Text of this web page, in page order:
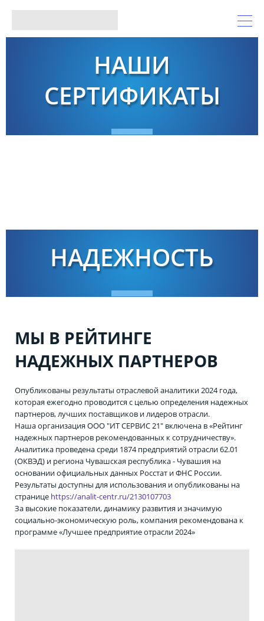
НАШИ
СЕРТИФИКАТЫ
НАДЕЖНОСТЬ
МЫ В РЕЙТИНГЕ
НАДЕЖНЫХ ПАРТНЕРОВ
Опубликованы результаты отраслевой аналитики 2024 года,
которая ежегодно проводится с целью определения надежных
партнеров, лучших поставщиков и лидеров отрасли.
Наша организация ООО "ИТ СЕРВИС 21" включена в «Рейтинг
надежных партнеров рекомендованных к сотрудничеству».
Аналитика проведена среди 1874 предприятий отрасли 62.01
(ОКВЭД) и региона Чувашская республика - Чувашия на
основании официальных данных Росстат и ФНС России.
Результаты доступны для использования и опубликованы на
странице https://analit-centr.ru/2130107703
За высокие показатели, динамику развития и значимую
социально-экономическую роль, компания рекомендована к
программе «Лучшее предприятие отрасли 2024»